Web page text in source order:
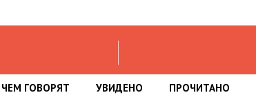
ГОВОРЯТ УВИДЕНО ПРОЧИТАНО